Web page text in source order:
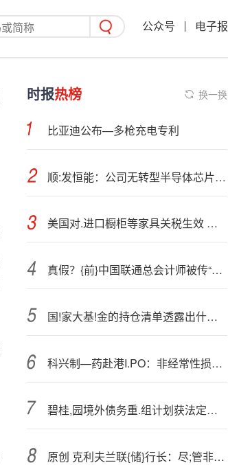
公众号 电子报
时报热榜 换一换
比亚迪公布—多枪充电专利
顺:发恒能：公司无转型半导体芯片计划
美国对.进口橱柜等家具关税生效 行业高管担忧成本上升
真假？{前}中国联通总会计师被传“失联”！
国!家大基!金的持仓清单透露出什么？
科兴制—药赴港I.PO：非经常性损益托起业绩高增，应收攀升负债高企
碧桂,园境外债务重.组计划获法定大多数债权人批准
原创 克利夫兰联{储}行长：尽;管非农数据令人失望 但就业市场依然健康